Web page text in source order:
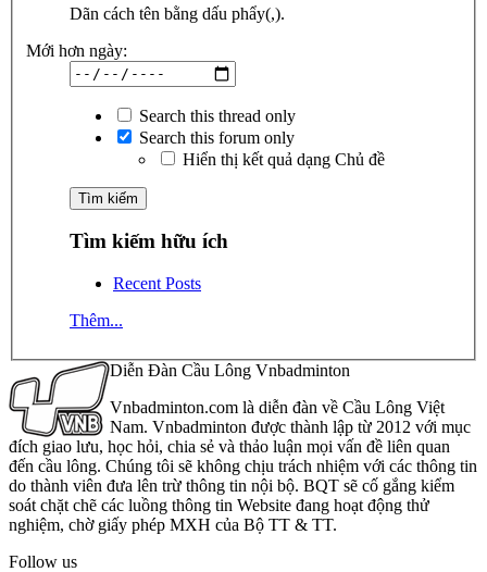
Dãn cách tên bằng dấu phẩy(,).
Mới hơn ngày:
Search this thread only
Search this forum only
Hiển thị kết quả dạng Chủ đề
Tìm kiếm hữu ích
Recent Posts
Thêm...
Diễn Đàn Cầu Lông Vnbadminton
Vnbadminton.com là diễn đàn về Cầu Lông Việt
Nam. Vnbadminton được thành lập từ 2012 với mục
đích giao lưu, học hỏi, chia sẻ và thảo luận mọi vấn đề liên quan
đến cầu lông. Chúng tôi sẽ không chịu trách nhiệm với các thông tin
do thành viên đưa lên trừ thông tin nội bộ. BQT sẽ cố gắng kiểm
soát chặt chẽ các luồng thông tin Website đang hoạt động thử
nghiệm, chờ giấy phép MXH của Bộ TT & TT.
Follow us